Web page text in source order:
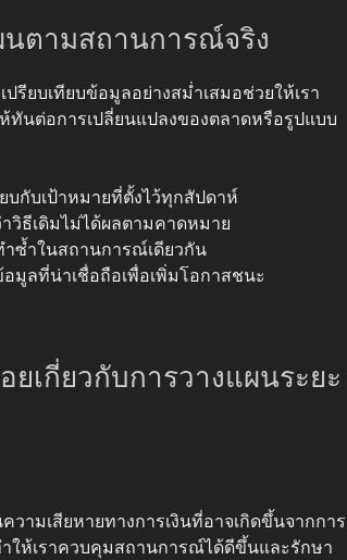
ตามสถานการณ์จริง
รียบเทียบข้อมูลอย่างสม่ำเสมอช่วยให้เรา
ทันต่อการเปลี่ยนแปลงของตลาดหรือรูปแบบ
บกับเป้าหมายที่ตั้งไว้ทุกสัปดาห์
วิธีเดิมไม่ได้ผลตามคาดหมาย
ำซ้ำในสถานการณ์เดียวกัน
มูลที่น่าเชื่อถือเพื่อเพิ่มโอกาสชนะ
ยเกี่ยวกับการวางแผนระยะ
ามเสียหายทางการเงินที่อาจเกิดขึ้นจากการ
ห้เราควบคุมสถานการณ์ได้ดีขึ้นและรักษา